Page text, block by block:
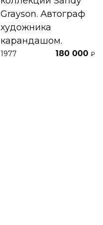
Grayson. Автограф
художника
карандашом.
1977 180 000 ₽